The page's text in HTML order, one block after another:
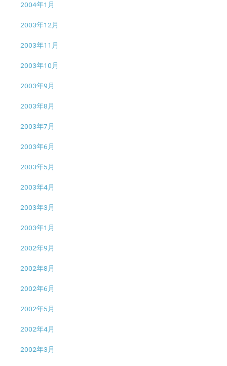
2004年1月
2003年12月
2003年11月
2003年10月
2003年9月
2003年8月
2003年7月
2003年6月
2003年5月
2003年4月
2003年3月
2003年1月
2002年9月
2002年8月
2002年6月
2002年5月
2002年4月
2002年3月